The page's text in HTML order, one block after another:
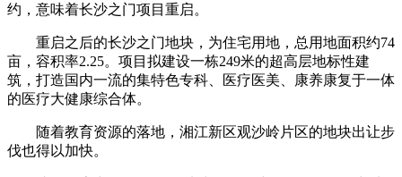
约，意味着长沙之门项目重启。
重启之后的长沙之门地块，为住宅用地，总用地面积约74
亩，容积率2.25。项目拟建设一栋249米的超高层地标性建
筑，打造国内一流的集特色专科、医疗医美、康养康复于一体
的医疗大健康综合体。
随着教育资源的落地，湘江新区观沙岭片区的地块出让步
伐也得以加快。